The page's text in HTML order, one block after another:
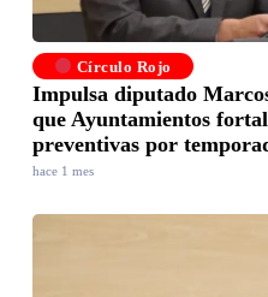
Círculo Rojo
Impulsa diputado
que Ayuntamientos
preventivas por
hace 1 mes